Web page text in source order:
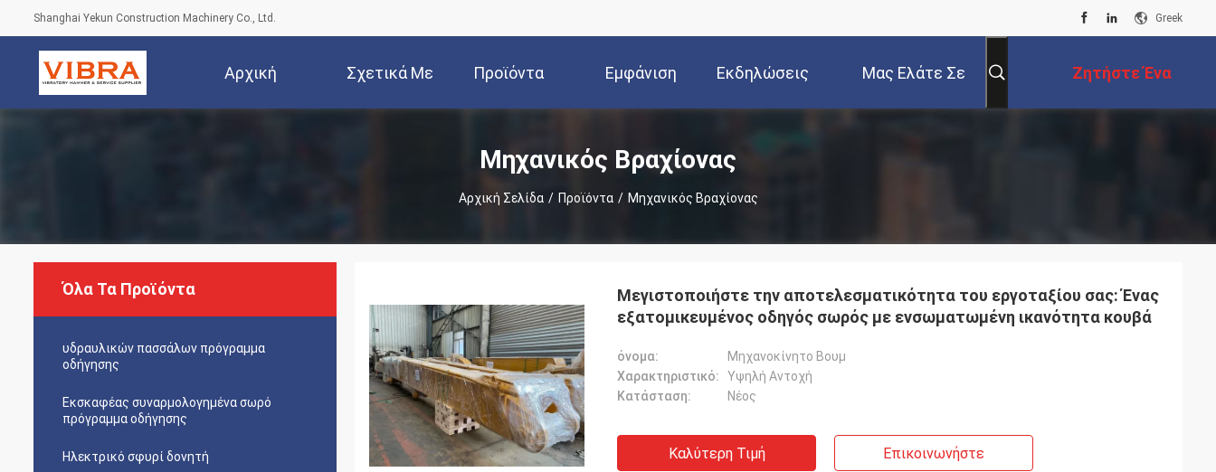
Shanghai Yekun Construction Machinery Co., Ltd. Greek
Αρχική Σχετικά Με Προϊόντα Εμφάνιση
VR
Εκδηλώσεις Μας Ελάτε Σε Ζητήστε Ένα
Απόσπασμα
Μηχανικός Βραχίονας
Αρχική Σελίδα / Προϊόντα / Μηχανικός Βραχίονας
Όλα Τα Προϊόντα
υδραυλικών πασσάλων πρόγραμμα
οδήγησης
Εκσκαφέας συναρμολογημένα σωρό
πρόγραμμα οδήγησης
Ηλεκτρικό σφυρί δονητή
Μεγιστοποιήστε την αποτελεσματικότητα του εργοταξίου σας: Ένας
εξατομικευμένος οδηγός σωρός με ενσωματωμένη ικανότητα κουβά
όνομα:
Μηχανοκίνητο Βουμ
Χαρακτηριστικό:
Υψηλή Αντοχή
Κατάσταση:
Νέος
Καλύτερη Τιμή Επικοινωνήστε